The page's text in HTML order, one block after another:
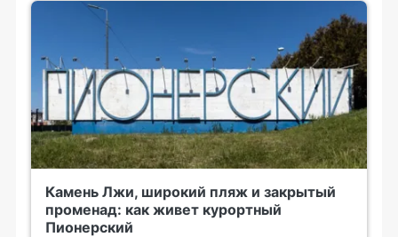
Камень Лжи, широкий пляж и закрытый
променад: как живет курортный
Пионерский